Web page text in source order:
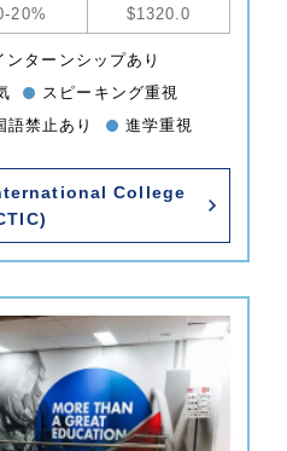
20% $1320.0
ンターンシップあり
スピーキング重視
語禁止あり 進学重視
College